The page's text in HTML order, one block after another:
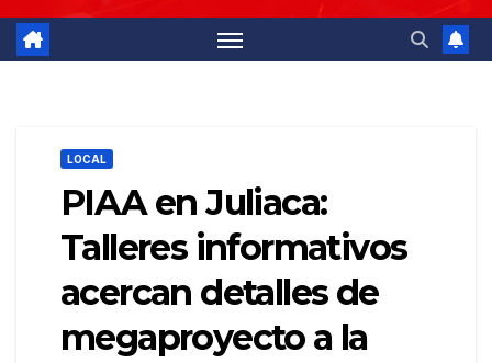
LOCAL
PIAA en Juliaca:
Talleres informativos
acercan detalles de
megaproyecto a la